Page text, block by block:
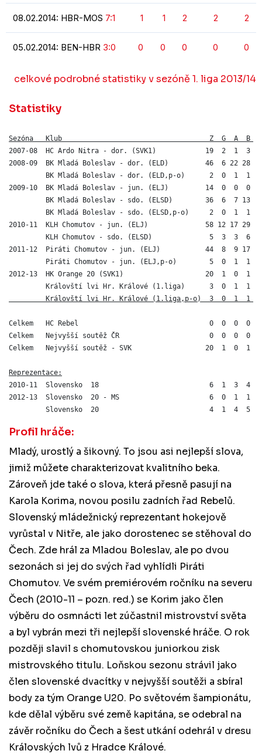
08.02.2014: HBR-MOS 7:1 1 1 2 2 2
05.02.2014: BEN-HBR 3:0 0 0 0 0 0
celkové podrobné statistiky v sezóně 1. liga 2013/14
Statistiky
Sezóna   Klub                                    Z  G  A  B +/-
2007-08  HC Ardo Nitra - dor. (SVK1)            19  2  1  3
2008-09  BK Mladá Boleslav - dor. (ELD)         46  6 22 28
BK Mladá Boleslav - dor. (ELD,p-o)      2  0  1  1
2009-10  BK Mladá Boleslav - jun. (ELJ)         14  0  0  0
BK Mladá Boleslav - sdo. (ELSD)        36  6  7 13
BK Mladá Boleslav - sdo. (ELSD,p-o)     2  0  1  1
2010-11  KLH Chomutov - jun. (ELJ)              58 12 17 29
KLH Chomutov - sdo. (ELSD)              5  3  3  6
2011-12  Piráti Chomutov - jun. (ELJ)           44  8  9 17
Piráti Chomutov - jun. (ELJ,p-o)        5  0  1  1
2012-13  HK Orange 20 (SVK1)                    20  1  0  1 -
Královští lvi Hr. Králové (1.liga)      3  0  1  1
Královští lvi Hr. Králové (1.liga,p-o)  3  0  1  1
Celkem   HC Rebel                                0  0  0  0
Celkem   Nejvyšší soutěž ČR                      0  0  0  0
Celkem   Nejvyšší soutěž - SVK                  20  1  0  1 -
Reprezentace:
2010-11  Slovensko  18                           6  1  3  4  -
2012-13  Slovensko  20 - MS                      6  0  1  1
Profil hráče:
Mladý, urostlý a šikovný. To jsou asi nejlepší slova,
jimiž můžete charakterizovat kvalitního beka.
Zároveň jde také o slova, která přesně pasují na
Karola Korima, novou posilu zadních řad Rebelů.
Slovenský mládežnický reprezentant hokejově
vyrůstal v Nitře, ale jako dorostenec se stěhoval do
Čech. Zde hrál za Mladou Boleslav, ale po dvou
sezonách si jej do svých řad vyhlídli Piráti
Chomutov. Ve svém premiérovém ročníku na severu
Čech (2010-11 – pozn. red.) se Korim jako člen
výběru do osmnácti let zúčastnil mistrovství světa
a byl vybrán mezi tři nejlepší slovenské hráče. O rok
později slavil s chomutovskou juniorkou zisk
mistrovského titulu. Loňskou sezonu strávil jako
člen slovenské dvacítky v nejvyšší soutěži a sbíral
body za tým Orange U20. Po světovém šampionátu,
kde dělal výběru své země kapitána, se odebral na
závěr ročníku do Čech a šest utkání odehrál v dresu
Královských lvů z Hradce Králové.